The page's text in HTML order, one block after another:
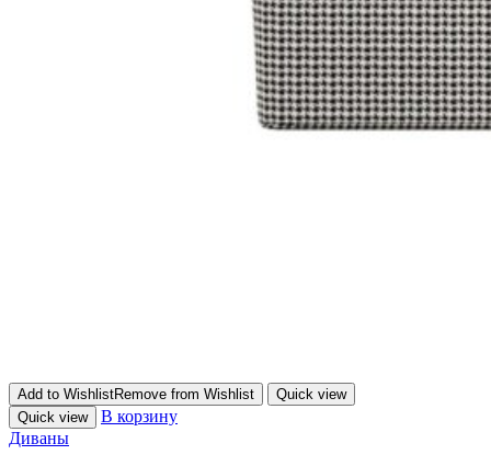
Add to WishlistRemove from Wishlist
Quick view
Quick view
В корзину
Диваны